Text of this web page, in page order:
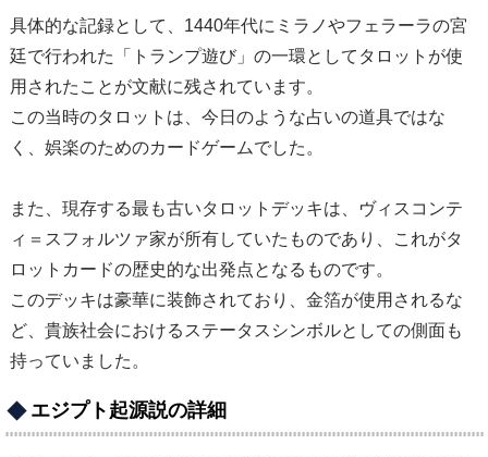
具体的な記録として、1440年代にミラノやフェラーラの宮
廷で行われた「トランプ遊び」の一環としてタロットが使
用されたことが文献に残されています。
この当時のタロットは、今日のような占いの道具ではな
く、娯楽のためのカードゲームでした。
また、現存する最も古いタロットデッキは、ヴィスコンテ
ィ＝スフォルツァ家が所有していたものであり、これがタ
ロットカードの歴史的な出発点となるものです。
このデッキは豪華に装飾されており、金箔が使用されるな
ど、貴族社会におけるステータスシンボルとしての側面も
持っていました。
エジプト起源説の詳細